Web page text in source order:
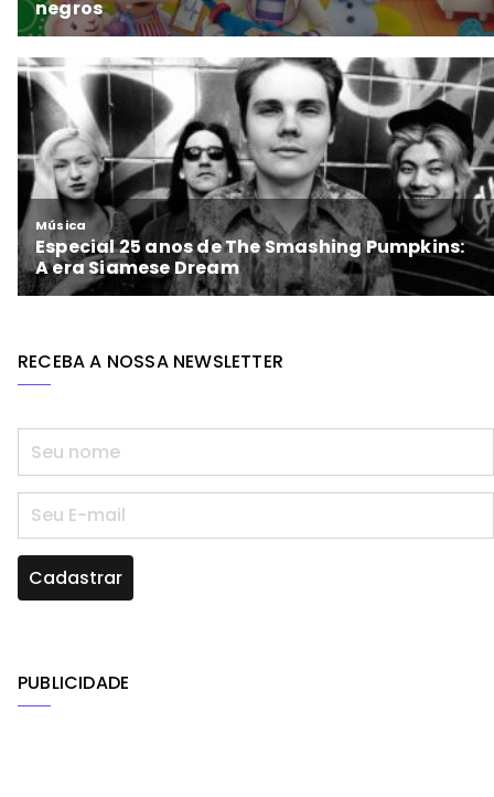
RECEBA A NOSSA NEWSLETTER
PUBLICIDADE